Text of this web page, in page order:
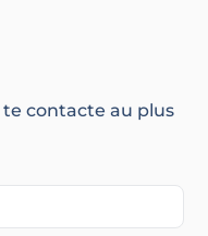
contacte au plus